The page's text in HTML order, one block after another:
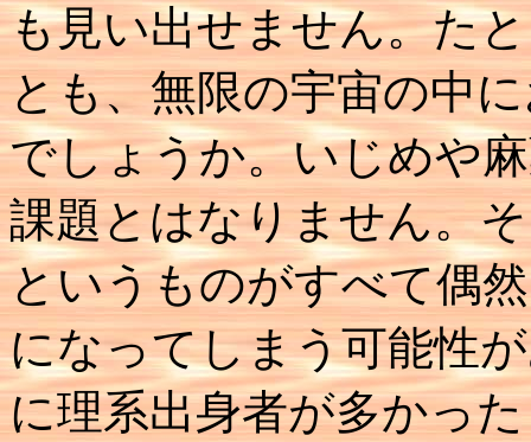
も見い出せません。た
とも、無限の宇宙の中
でしょうか。いじめや
課題とはなりません。
というものがすべて偶
になってしまう可能性
に理系出身者が多かっ